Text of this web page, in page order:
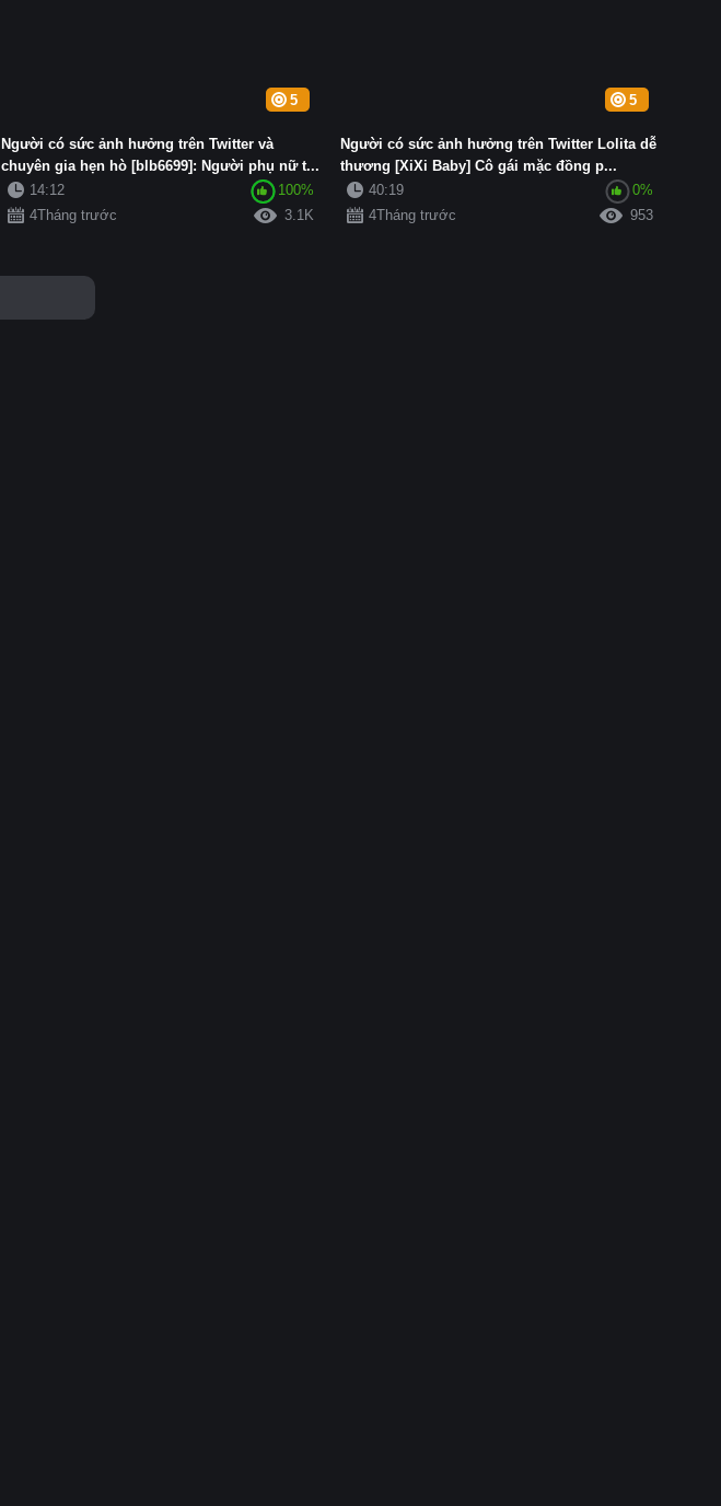
5
Người có sức ảnh hưởng trên Twitter và
chuyên gia hẹn hò [blb6699]: Người phụ nữ t...
14:12
100%
4Tháng trước
3.1K
5
Người có sức ảnh hưởng trên Twitter Lolita dễ
thương [XiXi Baby] Cô gái mặc đồng p...
40:19
0%
4Tháng trước
953